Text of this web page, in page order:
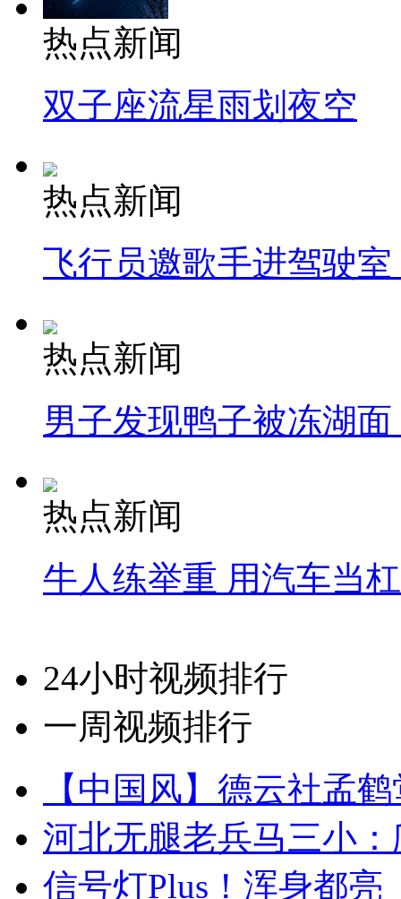
热点新闻
双子座流星雨划夜空
热点新闻
飞行员邀歌手进驾驶
热点新闻
男子发现鸭子被冻湖
热点新闻
牛人练举重 用汽车当
24小时视频排行
一周视频排行
【中国风】德云社孟
河北无腿老兵马三小
信号灯Plus！浑身都亮